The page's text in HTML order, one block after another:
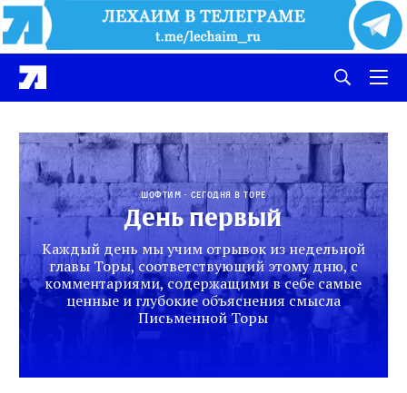
Шофтим СЕГОДНЯ В ТОРЕ
День первый
Каждый день мы учим отрывок из недельной
главы Торы, соответствующий этому дню, с
комментариями, содержащими в себе самые
ценные и глубокие объяснения смысла
Письменной Торы